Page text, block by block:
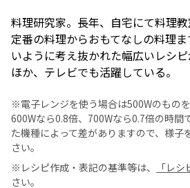
料理研究家。長年、自宅にて料理
定番の料理からおもてなしの料理
いように考え抜かれた幅広いレシ
ほか、テレビでも活躍している。
※電子レンジを使う場合は500Wのものを
600Wなら0.8倍、700Wなら0.7倍の時間
た機種によって差がありますので、様子
さい。
※レシピ作成・表記の基準等は、
「レシ
さい。